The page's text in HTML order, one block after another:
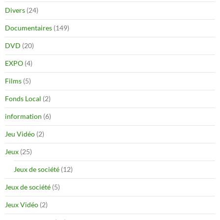
Divers (24)
Documentaires (149)
DVD (20)
EXPO (4)
Films (5)
Fonds Local (2)
information (6)
Jeu Vidéo (2)
Jeux (25)
Jeux de société (12)
Jeux de société (5)
Jeux Vidéo (2)